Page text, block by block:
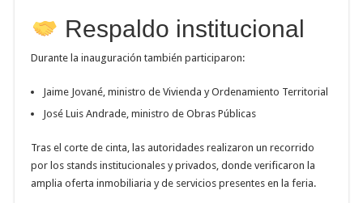
Respaldo institucional
Durante la inauguración también participaron:
Jaime Jované, ministro de Vivienda y Ordenamiento Territorial
José Luis Andrade, ministro de Obras Públicas
Tras el corte de cinta, las autoridades realizaron un recorrido
por los stands institucionales y privados, donde verificaron la
amplia oferta inmobiliaria y de servicios presentes en la feria.